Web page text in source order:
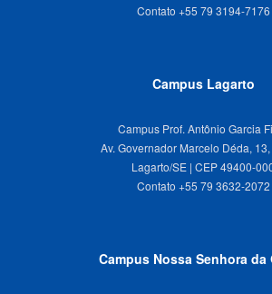
Campus Lagarto
Campus Prof. Antônio Garcia
Av. Governador Marcelo Déda,
Lagarto/SE | CEP 49400-
Campus Nossa Senhora da